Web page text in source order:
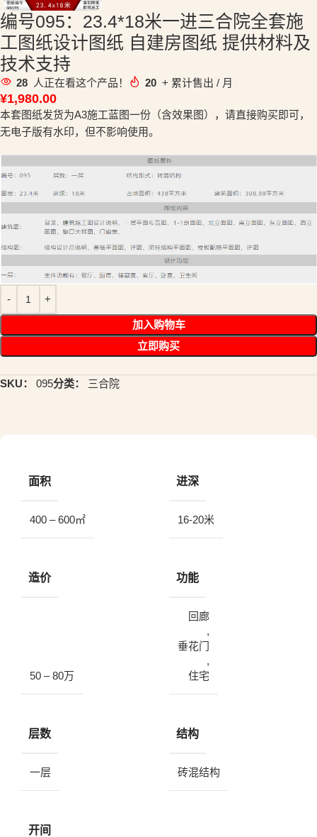
编号095：23.4*18米一进三合院全套施
工图纸设计图纸 自建房图纸 提供材料及
技术支持
28 人正在看这个产品！ 20 + 累计售出 / 月
¥1,980.00
本套图纸发货为A3施工蓝图一份（含效果图），请直接购买即可，
无电子版有水印，但不影响使用。
加入购物车
立即购买
SKU： 095分类： 三合院
面积
400 – 600㎡
进深
16-20米
造价
50 – 80万
功能
回廊
,
垂花门
,
住宅
层数
一层
结构
砖混结构
开间